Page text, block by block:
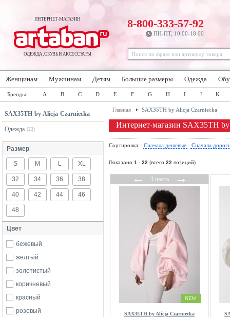
ИНТЕРНЕТ-МАГАЗИН
ОДЕЖДА, ОБУВЬ И АКСЕССУАРЫ
8-800-333-57-92
ПН-ПТ, 10:00-18:00
Женщинам Мужчинам Детям Большие размеры Одежда
Бренды: A B C D E F G H I J K
SAX35TH by Alicja Czarniecka
Одежда (22)
Размер
S M L XL
32 34 36 38
40 42 44 46
48
Цвет
бежевый
желтый
золотистый
коричневый
красный
розовый
Главная SAX35TH by Alicja Czarniecka
Интернет-магазин SAX35TH
Сортировка: Сначала дешевые Сначала
Показано 1 - 22 (всего 22 позиций)
←3 цвета→
NEW
SAX35TH by Alicja Czarniecka